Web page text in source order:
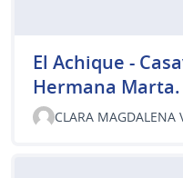
El Achique -
Hermana
CLARA MAGDALENA